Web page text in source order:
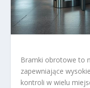
Bramki obrotowe to
zapewniające
kontroli w wielu